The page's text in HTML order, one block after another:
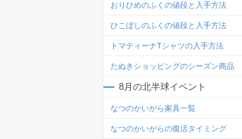
おりひめのふくの値段と入手方法
ひこぼしのふくの値段と入手方法
トマティーナTシャツの入手方法
たぬきショッピングのシーズン商品
8月の北半球イベント
なつのかいがら家具一覧
なつのかいがらの復活タイミング